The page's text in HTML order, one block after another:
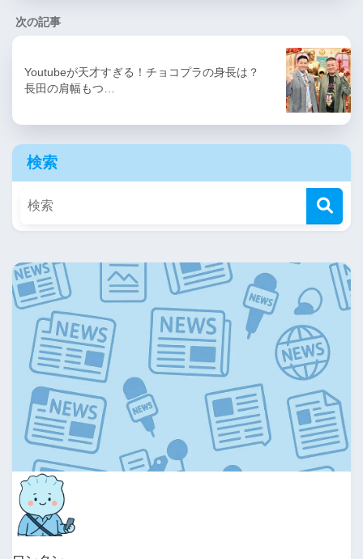
次の記事
Youtubeが天才すぎる！チョコプラの身長は？
長田の肩幅もつ…
検索